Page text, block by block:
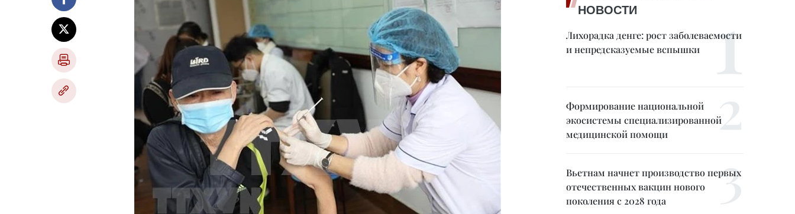
НОВОСТИ
Лихорадка денге: рост заболеваемости
и непредсказуемые вспышки
Формирование национальной
экосистемы специализированной
медицинской помощи
Вьетнам начнет производство первых
отечественных вакцин нового
поколения с 2028 года